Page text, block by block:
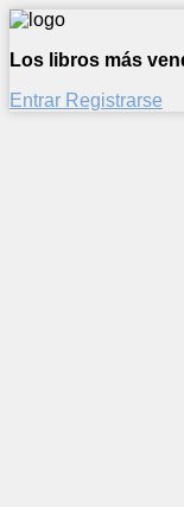
Los libros más
Entrar Registrarse